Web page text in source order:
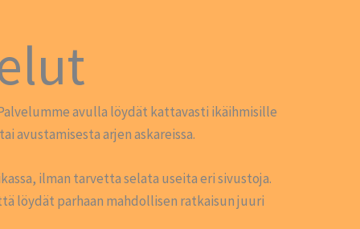
avulla löydät kattavasti ikäihmisille
avustamisesta arjen askareissa.
ilman tarvetta selata useita eri sivustoja.
löydät parhaan mahdollisen ratkaisun juuri